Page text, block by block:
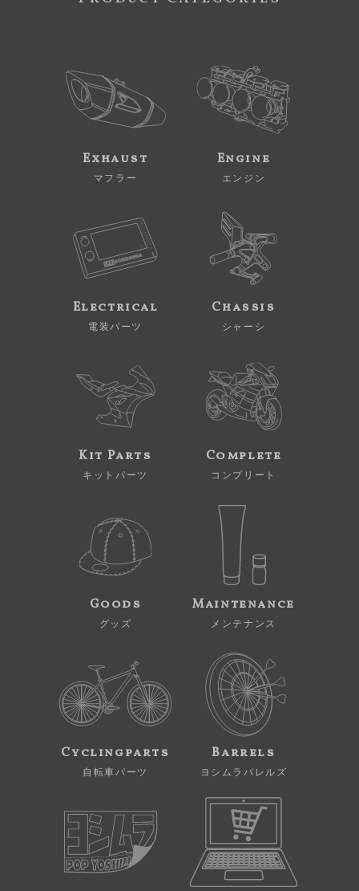
Exhaust
マフラー
Engine
エンジン
Electrical
電装パーツ
Chassis
シャーシ
Kit Parts
キットパーツ
Complete
コンプリート
Goods
グッズ
Maintenance
メンテナンス
Cyclingparts
自転車パーツ
Barrels
ヨシムラバレルズ